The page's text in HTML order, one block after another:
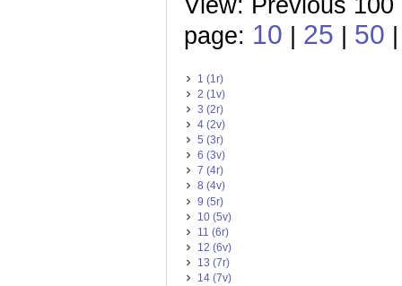
page: 10 25 50
1 (1r)
2 (1v)
3 (2r)
4 (2v)
5 (3r)
6 (3v)
7 (4r)
8 (4v)
9 (5r)
10 (5v)
11 (6r)
12 (6v)
13 (7r)
14 (7v)